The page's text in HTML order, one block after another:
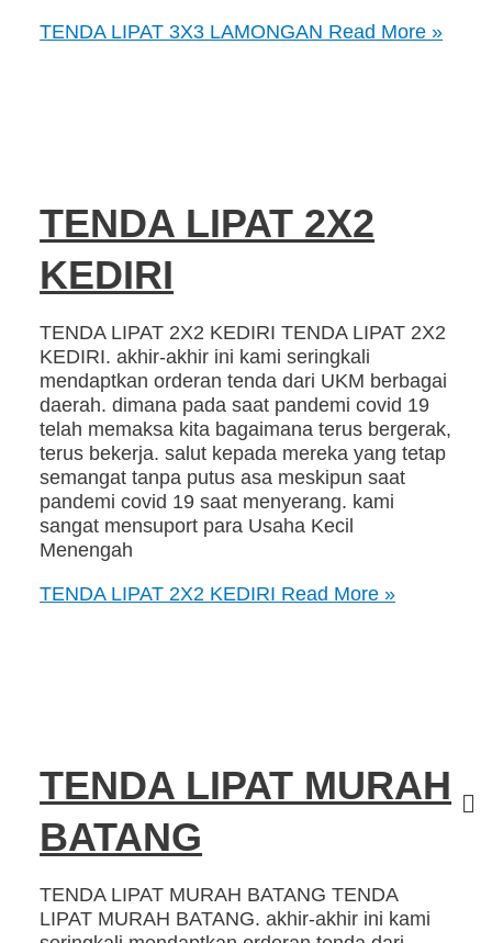
TENDA LIPAT 3X3 LAMONGAN Read More »
TENDA LIPAT 2X2
KEDIRI
TENDA LIPAT 2X2 KEDIRI TENDA LIPAT 2X2
KEDIRI. akhir-akhir ini kami seringkali
mendaptkan orderan tenda dari UKM berbagai
daerah. dimana pada saat pandemi covid 19
telah memaksa kita bagaimana terus bergerak,
terus bekerja. salut kepada mereka yang tetap
semangat tanpa putus asa meskipun saat
pandemi covid 19 saat menyerang. kami
sangat mensuport para Usaha Kecil
Menengah
TENDA LIPAT 2X2 KEDIRI Read More »
TENDA LIPAT MURAH
BATANG
TENDA LIPAT MURAH BATANG TENDA
LIPAT MURAH BATANG. akhir-akhir ini kami